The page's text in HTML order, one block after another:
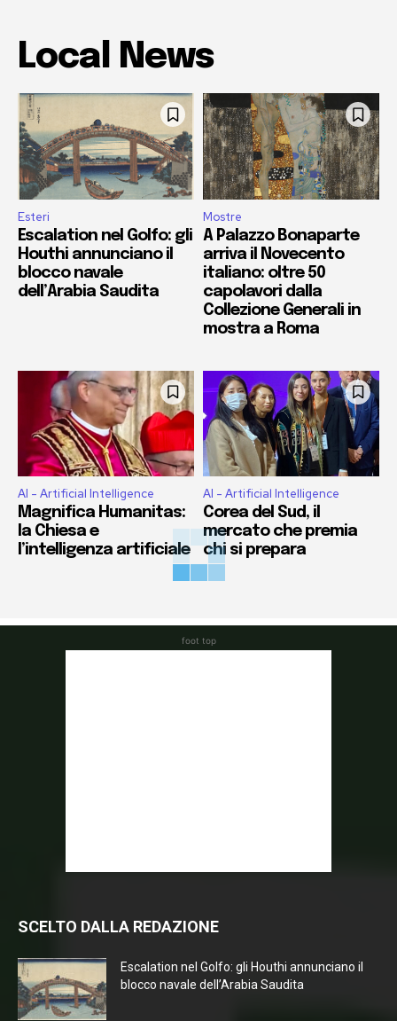
Local News
Esteri
Escalation nel Golfo: gli
Houthi annunciano il
blocco navale
dell’Arabia Saudita
Mostre
A Palazzo Bonaparte
arriva il Novecento
italiano: oltre 50
capolavori dalla
Collezione Generali in
mostra a Roma
AI - Artificial Intelligence
Magnifica Humanitas:
la Chiesa e
l’intelligenza artificiale
AI - Artificial Intelligence
Corea del Sud, il
mercato che premia
chi si prepara
foot top
SCELTO DALLA REDAZIONE
Escalation nel Golfo: gli Houthi annunciano il
blocco navale dell’Arabia Saudita